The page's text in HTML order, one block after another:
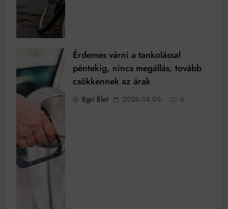
Érdemes várni a tankolással
péntekig, nincs megállás, tovább
csökkennek az árak
Egri Élet 2026.08.06. 0